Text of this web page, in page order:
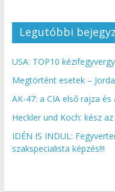
Legutóbbi
USA: TOP10
Megtörtént esetek –
AK-47: a CIA első rajza
Heckler und Koch: kész
IDÉN IS INDUL:
szakspecialista képzés!!!